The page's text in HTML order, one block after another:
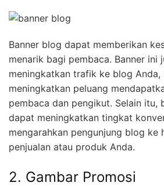
Banner blog dapat memberikan
menarik bagi pembaca. Banner ini
meningkatkan trafik ke blog Anda,
meningkatkan peluang
pembaca dan pengikut. Selain itu,
dapat meningkatkan tingkat
mengarahkan pengunjung blog ke
penjualan atau produk Anda.
2. Gambar Promosi